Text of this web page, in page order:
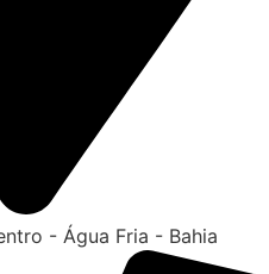
- Água Fria - Bahia